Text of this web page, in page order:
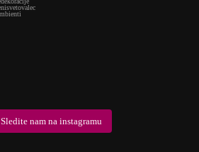
Sledite nam na instagramu